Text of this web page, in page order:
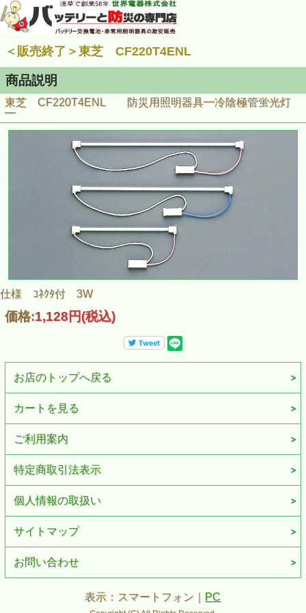
＜販売終了＞東芝 CF220T4ENL
商品説明
東芝 CF220T4ENL 防災用照明器具━冷陰極管蛍光灯
━
仕様 ｺﾈｸﾀ付 3W
価格:1,128円(税込)
お店のトップへ戻る
カートを見る
ご利用案内
特定商取引法表示
個人情報の取扱い
サイトマップ
お問い合わせ
表示：スマートフォン｜ PC